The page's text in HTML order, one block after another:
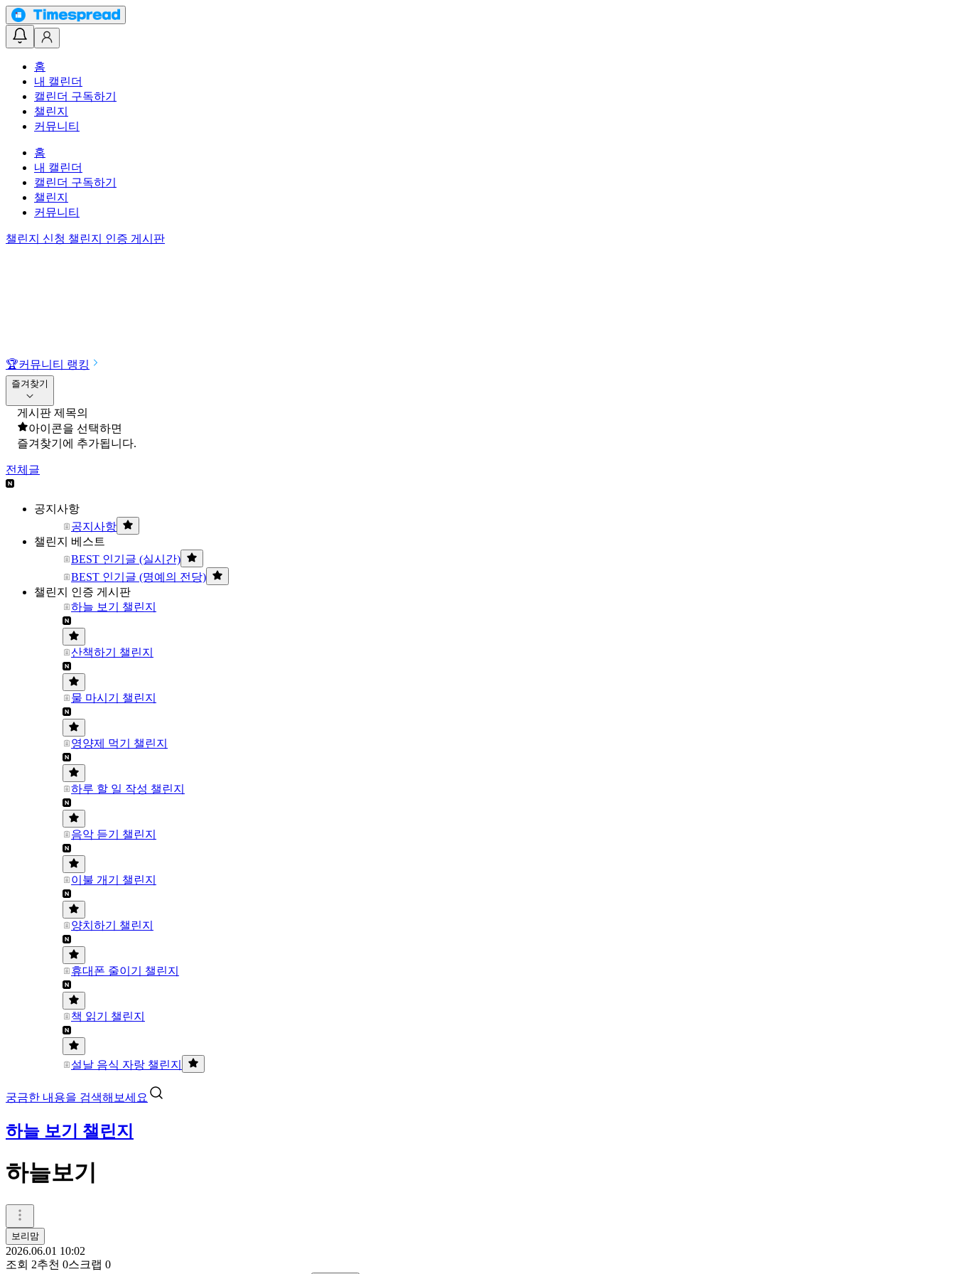
홈
내 캘린더
캘린더 구독하기
챌린지
커뮤니티
홈
내 캘린더
캘린더 구독하기
챌린지
커뮤니티
챌린지 신청 챌린지 인증 게시판
🏆커뮤니티 랭킹
즐겨찾기
게시판 제목의
아이콘을 선택하면
즐겨찾기에 추가됩니다.
전체글
공지사항
공지사항
챌린지 베스트
BEST 인기글 (실시간)
BEST 인기글 (명예의 전당)
챌린지 인증 게시판
하늘 보기 챌린지
산책하기 챌린지
물 마시기 챌린지
영양제 먹기 챌린지
하루 할 일 작성 챌린지
음악 듣기 챌린지
이불 개기 챌린지
양치하기 챌린지
휴대폰 줄이기 챌린지
책 읽기 챌린지
설날 음식 자랑 챌린지
궁금한 내용을 검색해보세요
하늘 보기 챌린지
하늘보기
보리맘
2026.06.01 10:02
조회 2추천 0스크랩 0